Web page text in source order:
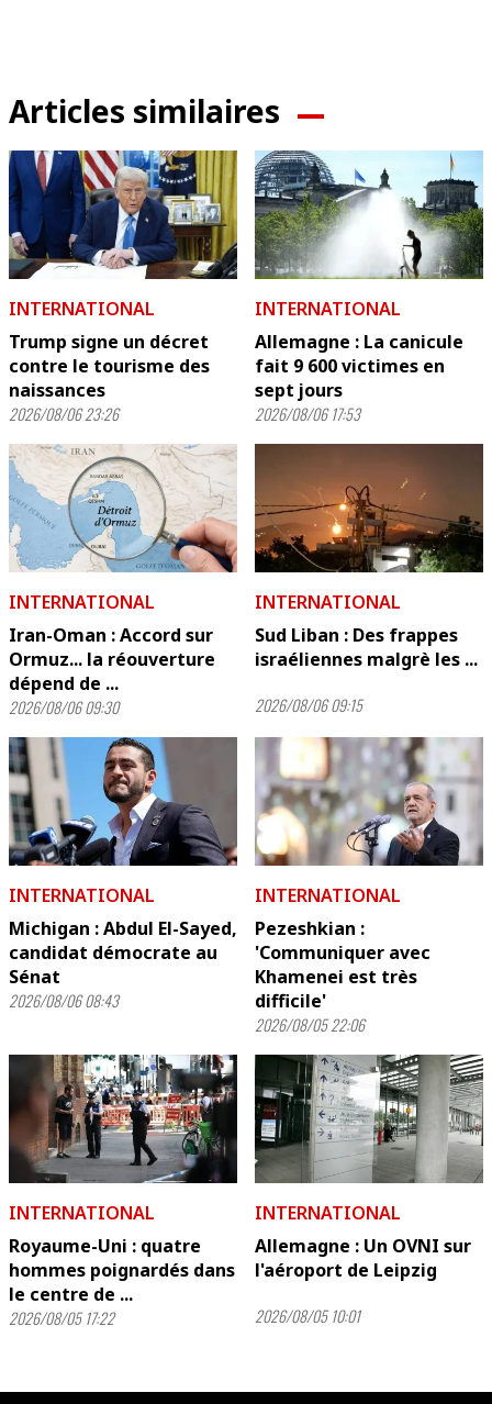
Articles similaires
INTERNATIONAL
Trump signe un décret
contre le tourisme des
naissances
2026/08/06 23:26
INTERNATIONAL
Allemagne : La canicule
fait 9 600 victimes en
sept jours
2026/08/06 17:53
INTERNATIONAL
Iran-Oman : Accord sur
Ormuz... la réouverture
dépend de ...
2026/08/06 09:30
INTERNATIONAL
Sud Liban : Des frappes
israéliennes malgrè les ...
2026/08/06 09:15
INTERNATIONAL
Michigan : Abdul El-Sayed,
candidat démocrate au
Sénat
2026/08/06 08:43
INTERNATIONAL
Pezeshkian :
'Communiquer avec
Khamenei est très
difficile'
2026/08/05 22:06
INTERNATIONAL
Royaume-Uni : quatre
hommes poignardés dans
le centre de ...
2026/08/05 17:22
INTERNATIONAL
Allemagne : Un OVNI sur
l'aéroport de Leipzig
2026/08/05 10:01